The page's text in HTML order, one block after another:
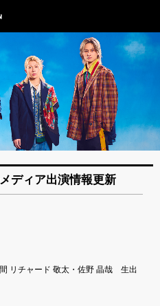
ディア出演情報更新
リチャード 敬太・佐野 晶哉 生出